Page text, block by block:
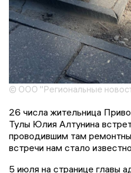
© ООО "Региональные
26 числа жительница
Тулы Юлия Алтунина
проводившим там
встречи нам стало
5 июля на странице главы